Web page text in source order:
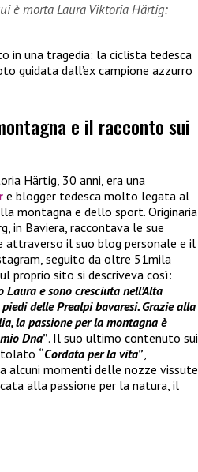
è morta Laura Viktoria Härtig:
in una tragedia: la ciclista tedesca
guidata dall’ex campione azzurro
e il racconto sui
Härtig, 30 anni, era una
e blogger tedesca molto legata al
montagna e dello sport. Originaria
in Baviera, raccontava le sue
attraverso il suo blog personale e il
seguito da oltre 51mila
proprio sito si descriveva così:
Laura e sono cresciuta nell’Alta
delle Prealpi bavaresi. Grazie alla
la passione per la montagna è
Dna”. Il suo ultimo contenuto sui
“Cordata per la vita”,
alcuni momenti delle nozze vissute
alla passione per la natura, il